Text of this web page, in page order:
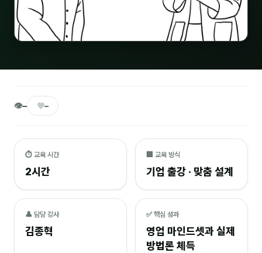
🎬 영상 · 콘텐츠
🗣️ 외국어 강의
📚 인문학 · 교양
15
온라인강의 NEW
📈 B2B 마케팅
👁– ♥–
⏱ 교육 시간
2시간
🏢 교육 방식
기업 출강 · 맞춤 설계
👤 담당 강사
김종혁
✅ 핵심 성과
영업 마인드셋과 실제
방법론 체득